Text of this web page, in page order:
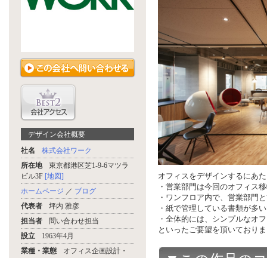
デザイン会社概要
社名
株式会社ワーク
所在地
東京都港区芝1-9-6マツラ
ビル3F [地図]
ホームページ ／ ブログ
代表者
坪内 雅彦
担当者
問い合わせ担当
設立
1963年4月
業種・業態
オフィス企画設計・
オフィスをデザインするにあ
・営業部門は今回のオフィス
・ワンフロア内で、営業部門
・紙で管理している書類が多
・全体的には、シンプルなオ
といったご要望を頂いており